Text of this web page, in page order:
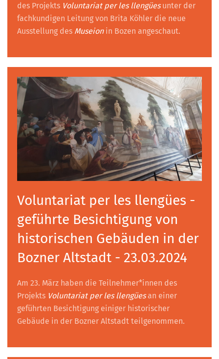
des Projekts Voluntariat per les llengüesunter der
fachkundigen Leitung von Brita Köhler die neue
Ausstellung des Museionin Bozen angeschaut.
Voluntariat per les llengües -
geführte Besichtigung von
historischen Gebäuden in der
Bozner Altstadt - 23.03.2024
Am 23. März haben die Teilnehmer*innen des
Projekts Voluntariat per les llengüesan einer
geführten Besichtigung einiger historischer
Gebäude in der Bozner Altstadt teilgenommen.